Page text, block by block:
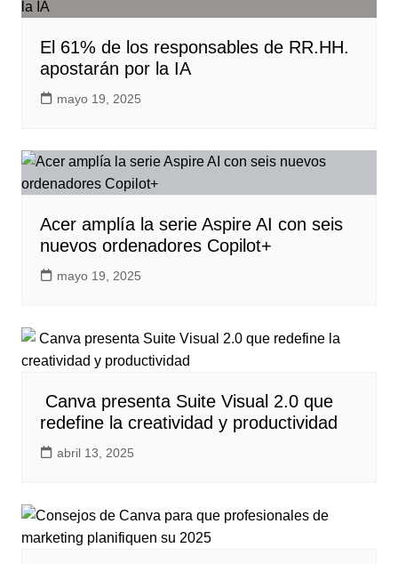
El 61% de los responsables de RR.HH.
apostarán por la IA
mayo 19, 2025
Acer amplía la serie Aspire AI con seis
nuevos ordenadores Copilot+
mayo 19, 2025
Canva presenta Suite Visual 2.0 que
redefine la creatividad y productividad
abril 13, 2025